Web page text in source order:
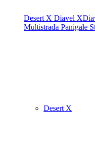
Desert X Diavel
Multistrada Panigale
Desert X